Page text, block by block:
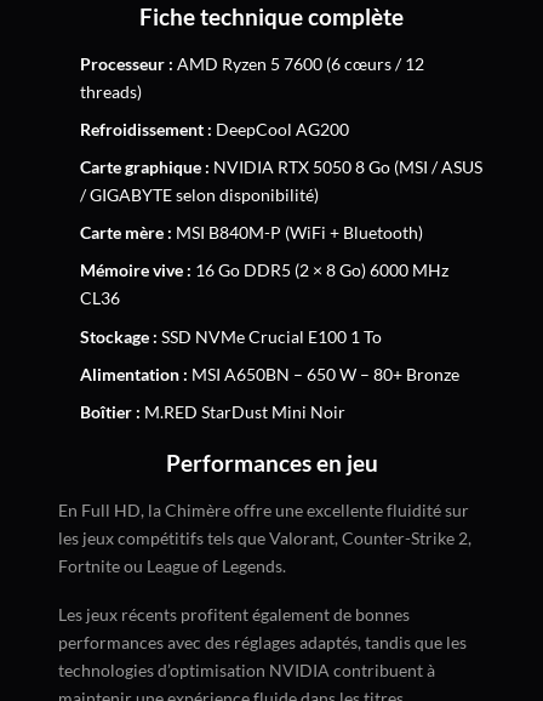
Fiche technique complète
Processeur : AMD Ryzen 5 7600 (6 cœurs / 12
threads)
Refroidissement : DeepCool AG200
Carte graphique : NVIDIA RTX 5050 8 Go (MSI / ASUS
/ GIGABYTE selon disponibilité)
Carte mère : MSI B840M-P (WiFi + Bluetooth)
Mémoire vive : 16 Go DDR5 (2 × 8 Go) 6000 MHz
CL36
Stockage : SSD NVMe Crucial E100 1 To
Alimentation : MSI A650BN – 650 W – 80+ Bronze
Boîtier : M.RED StarDust Mini Noir
Performances en jeu
En Full HD, la Chimère offre une excellente fluidité sur
les jeux compétitifs tels que Valorant, Counter-Strike 2,
Fortnite ou League of Legends.
Les jeux récents profitent également de bonnes
performances avec des réglages adaptés, tandis que les
technologies d’optimisation NVIDIA contribuent à